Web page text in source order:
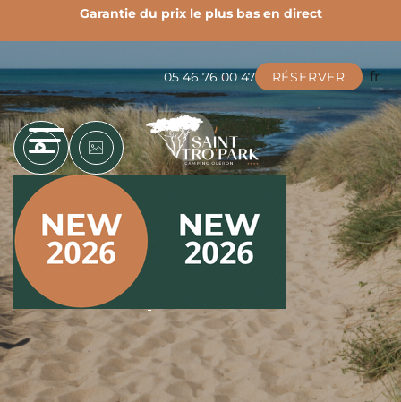
Découvrez toutes nos nouveautés 2026 !
05 46 76 00 47 RÉSERVER
fr
EN